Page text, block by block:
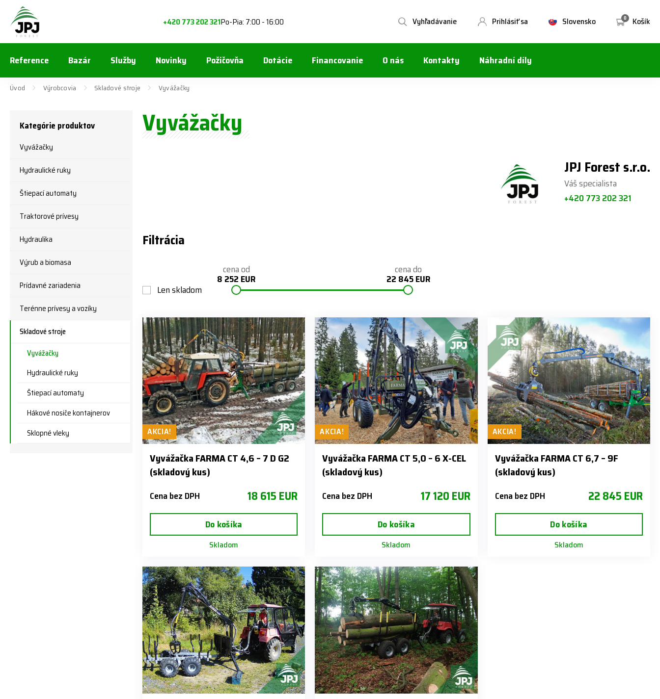
+420 773 202 321Po-Pia: 7:00 - 16:00 0 Košík
Slovensko
Prihlásiť sa
Vyhľadávanie
Reference Bazár Služby Novinky Požičovňa Dotácie Financovanie O nás Kontakty Náhradní díly
Úvod Výrobcovia Skladové stroje Vyvážačky
Kategórie produktov
Vyvážačky
Hydraulické ruky
Štiepací automaty
Traktorové prívesy
Hydraulika
Výrub a biomasa
Prídavné zariadenia
Terénne prívesy a vozíky
Skladové stroje
Vyvážačky
Hydraulické ruky
Štiepací automaty
Hákové nosiče kontajnerov
Sklopné vleky
Vyvážačky
JPJ Forest s.r.o.
Váš specialista
+420 773 202 321
Filtrácia
Len skladom
cena od
8 252 EUR
cena do
22 845 EUR
AKCIA!
Vyvážačka FARMA CT 4,6 – 7 D G2
(skladový kus)
Cena bez DPH 18 615 EUR
Do košíka
Skladom
AKCIA!
Vyvážačka FARMA CT 5,0 – 6 X-CEL
(skladový kus)
Cena bez DPH 17 120 EUR
Do košíka
Skladom
AKCIA!
Vyvážačka FARMA CT 6,7 – 9F
(skladový kus)
Cena bez DPH 22 845 EUR
Do košíka
Skladom